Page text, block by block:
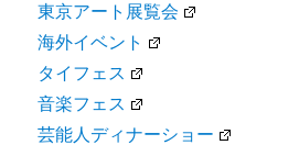
東京アート展覧会
海外イベント
タイフェス
音楽フェス
芸能人ディナーショー